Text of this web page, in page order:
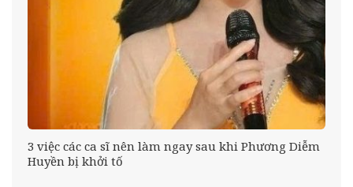
3 việc các ca sĩ nên làm ngay sau khi Phương Diễm
Huyền bị khởi tố